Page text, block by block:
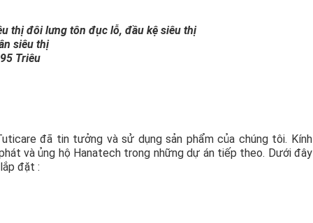
thị đôi lưng tôn đục lỗ, đầu kệ siêu thị
siêu thị
95 Triêu
đã tin tưởng và sử dụng sản phẩm của chúng tôi. Kính
và ủng hộ Hanatech trong những dự án tiếp theo. Dưới đây
đặt :